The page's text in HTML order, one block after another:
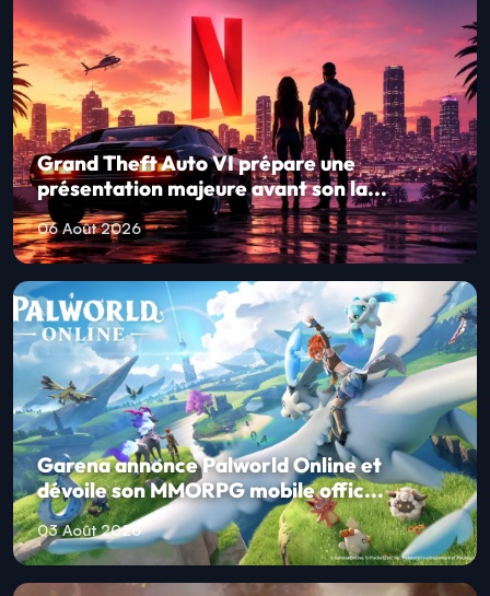
Grand Theft Auto VI prépare une
présentation majeure avant son la...
06 Août 2026
Garena annonce Palworld Online et
dévoile son MMORPG mobile offic...
03 Août 2026